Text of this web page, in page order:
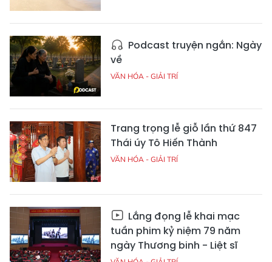
Podcast truyện ngắn: Ngày
về
VĂN HÓA - GIẢI TRÍ
Trang trọng lễ giỗ lần thứ 847
Thái úy Tô Hiến Thành
VĂN HÓA - GIẢI TRÍ
Lắng đọng lễ khai mạc
tuần phim kỷ niệm 79 năm
ngày Thương binh - Liệt sĩ